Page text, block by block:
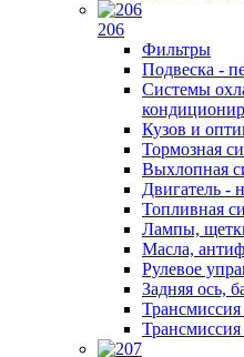
206
Фильтры
Подвеска -
Системы
Кузов и
Тормозная
Выхлопная
Двигатель -
Топливная
Лампы,
Масла,
Рулевое
Задняя ось,